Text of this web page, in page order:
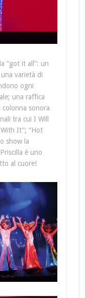
“got it all”: un
varietà di
ogni
una raffica
sonora
tra cui I Will
It”; “Hot
show la
è uno
al cuore!